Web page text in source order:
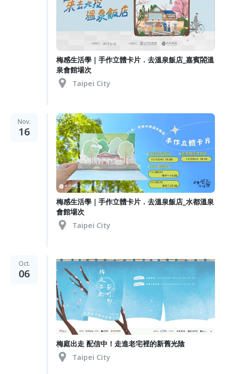
梅感生活學｜手作立體卡片．去溫泉飯店_嘉賓閤溫
泉會館場次
Taipei City
Nov.
16
梅感生活學｜手作立體卡片．去溫泉飯店_水都溫泉
會館場次
Taipei City
Oct.
06
梅庭出走 配信中！走進老宅裡的新舊光陰
Taipei City